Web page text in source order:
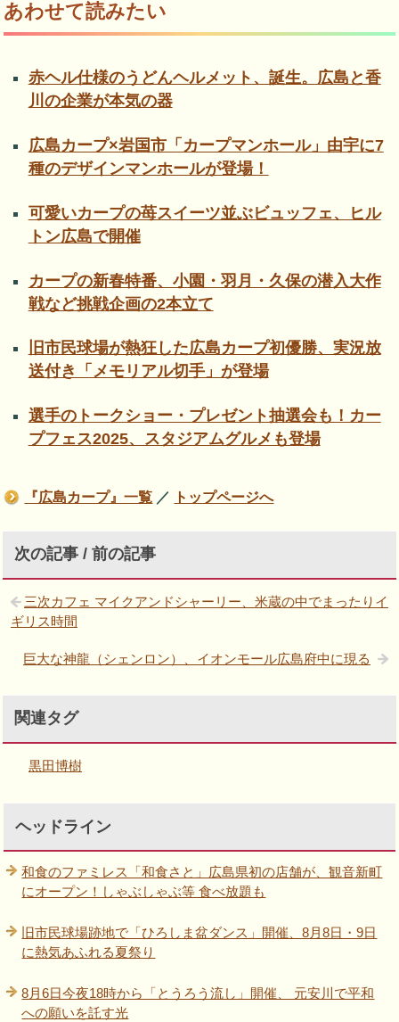
あわせて読みたい
赤ヘル仕様のうどんヘルメット、誕生。広島と香
川の企業が本気の器
広島カープ×岩国市「カープマンホール」由宇に7
種のデザインマンホールが登場！
可愛いカープの苺スイーツ並ぶビュッフェ、ヒル
トン広島で開催
カープの新春特番、小園・羽月・久保の潜入大作
戦など挑戦企画の2本立て
旧市民球場が熱狂した広島カープ初優勝、実況放
送付き「メモリアル切手」が登場
選手のトークショー・プレゼント抽選会も！カー
プフェス2025、スタジアムグルメも登場
『広島カープ』一覧 ／ トップページへ
次の記事 / 前の記事
三次カフェ マイクアンドシャーリー、米蔵の中でまったりイ
ギリス時間
巨大な神龍（シェンロン）、イオンモール広島府中に現る
関連タグ
黒田博樹
ヘッドライン
和食のファミレス「和食さと」広島県初の店舗が、観音新町
にオープン！しゃぶしゃぶ等 食べ放題も
旧市民球場跡地で「ひろしま盆ダンス」開催、8月8日・9日
に熱気あふれる夏祭り
8月6日今夜18時から「とうろう流し」開催、 元安川で平和
への願いを託す光